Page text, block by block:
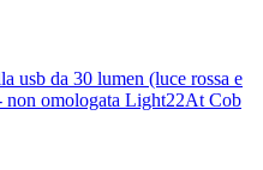
usb da 30 lumen (luce rossa e
non omologata Light22At Cob